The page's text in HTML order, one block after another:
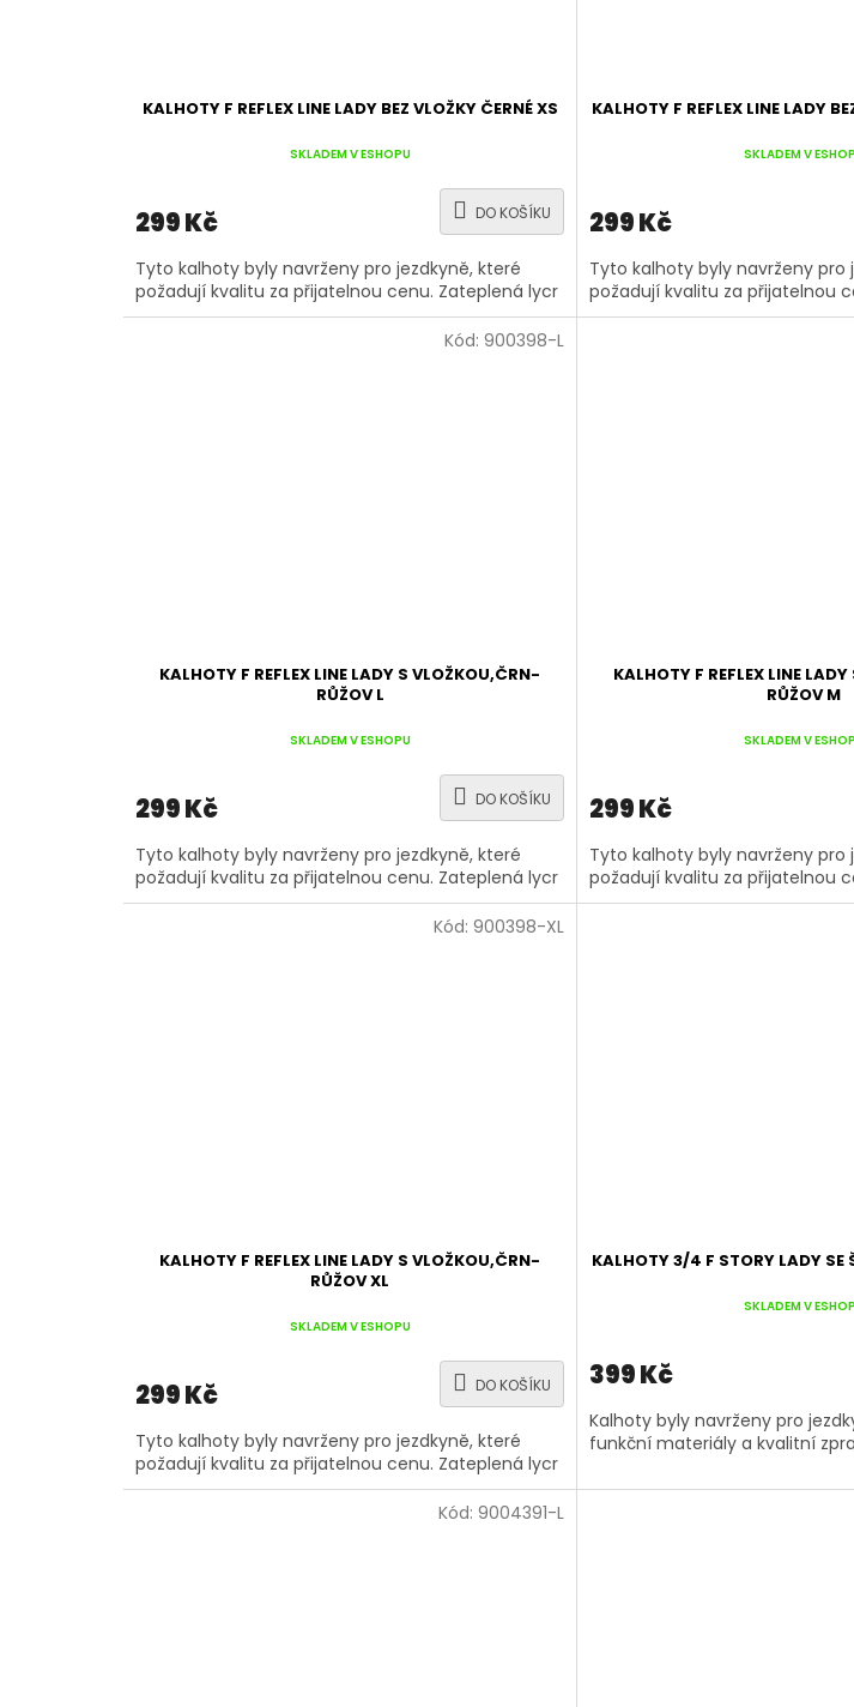
KALHOTY F REFLEX LINE LADY BEZ VLOŽKY ČERNÉ XS
SKLADEM V ESHOPU
299 Kč DO KOŠÍKU
Tyto kalhoty byly navrženy pro jezdkyně, které
požadují kvalitu za přijatelnou cenu. Zateplená lycr
KALHOTY F REFLEX LINE LADY
SKLADEM V
299 Kč
Tyto kalhoty byly navrženy pro
požadují kvalitu za přijatelnou
KALHOTY F REFLEX LINE LADY S VLOŽKOU,ČRN-
RŮŽOV L
SKLADEM V ESHOPU
299 Kč DO KOŠÍKU
Tyto kalhoty byly navrženy pro jezdkyně, které
požadují kvalitu za přijatelnou cenu. Zateplená lycr
Kód:900398-L
KALHOTY F REFLEX LINE
RŮŽOV M
SKLADEM V
299 Kč
Tyto kalhoty byly navrženy pro
požadují kvalitu za přijatelnou
KALHOTY F REFLEX LINE LADY S VLOŽKOU,ČRN-
RŮŽOV XL
SKLADEM V ESHOPU
299 Kč DO KOŠÍKU
Tyto kalhoty byly navrženy pro jezdkyně, které
požadují kvalitu za přijatelnou cenu. Zateplená lycr
Kód:900398-XL
KALHOTY 3/4 F STORY LADY SE
SKLADEM V
399 Kč
Kalhoty byly navrženy pro
funkční materiály a kvalitní
Kód:9004391-L